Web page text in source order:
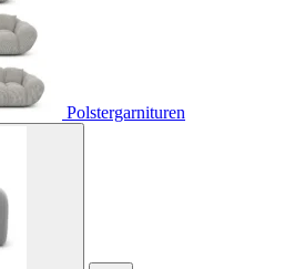
Polstergarnituren